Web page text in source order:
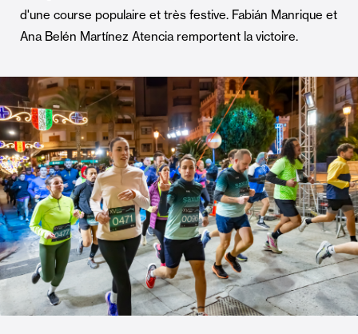
d'une course populaire et très festive. Fabián Manrique et
Ana Belén Martínez Atencia remportent la victoire.